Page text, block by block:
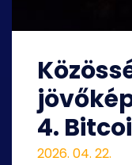
4.
2026. 04. 22.